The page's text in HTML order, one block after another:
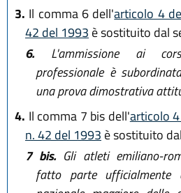
3. Il comma 6 dell'articolo 4
42 del 1993 è sostituito dal
6.L'ammissione ai
professionale è
una prova dimostrativa
4. Il comma 7 bis dell'articolo
n. 42 del 1993 è sostituito
7 bis.Gli atleti emiliano-
fatto parte ufficialmente